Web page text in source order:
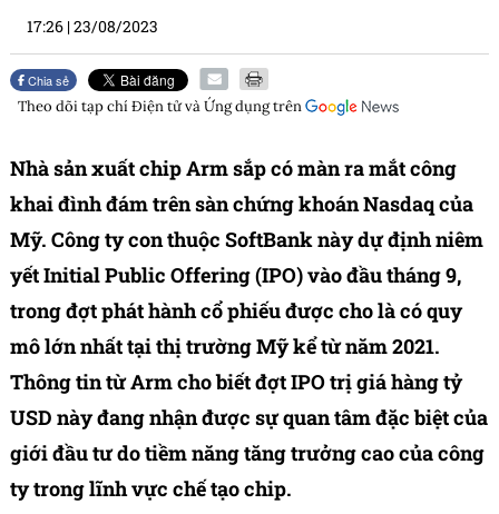
17:26 |23/08/2023
Chia sẻ
Theo dõi tạp chíĐiện tử và Ứng dụngtrên
Nhà sản xuất chip Arm sắp có màn ra mắt công
khai đình đám trên sàn chứng khoán Nasdaq của
Mỹ. Công ty con thuộc SoftBank này dự định niêm
yết Initial Public Offering (IPO) vào đầu tháng 9,
trong đợt phát hành cổ phiếu được cho là có quy
mô lớn nhất tại thị trường Mỹ kể từ năm 2021.
Thông tin từ Arm cho biết đợt IPO trị giá hàng tỷ
USD này đang nhận được sự quan tâm đặc biệt của
giới đầu tư do tiềm năng tăng trưởng cao của công
ty trong lĩnh vực chế tạo chip.